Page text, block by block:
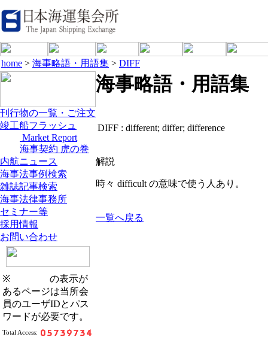
home > 海事略語・用語集 > DIFF
刊行物の一覧・ご注文
竣工船フラッシュ
Market Report
海事契約 虎の巻
内航ニュース
海事法事例検索
雑誌記事検索
海事法律事務所
セミナー等
採用情報
お問い合わせ
※
の表示が
あるページは当所会
員のユーザIDとパス
ワードが必要です。
Total Access:
海事略語・用語集
DIFF : different; differ; difference
解説
時々 difficult の意味で使う人あり。
一覧へ戻る